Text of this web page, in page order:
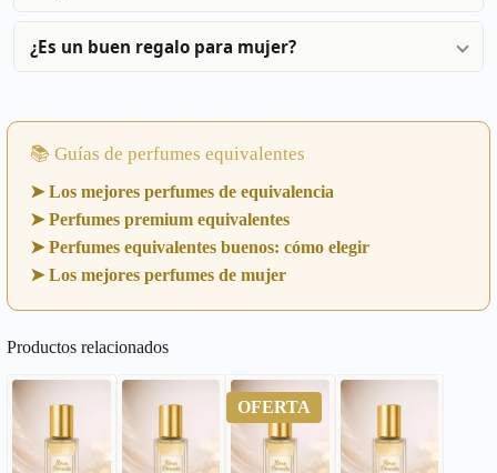
¿Es un buen regalo para mujer?
📚 Guías de perfumes equivalentes
➤ Los mejores perfumes de equivalencia
➤ Perfumes premium equivalentes
➤ Perfumes equivalentes buenos: cómo elegir
➤ Los mejores perfumes de mujer
Productos relacionados
OFERTA